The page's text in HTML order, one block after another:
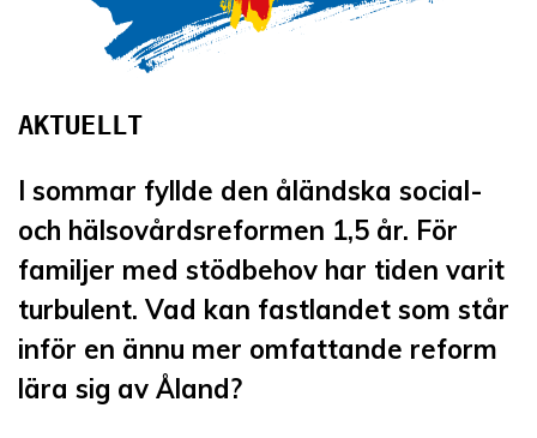
I sommar fyllde den åländska social-
och hälsovårdsreformen 1,5 år. För
familjer med stödbehov har tiden varit
turbulent. Vad kan fastlandet som står
inför en ännu mer omfattande reform
lära sig av Åland?